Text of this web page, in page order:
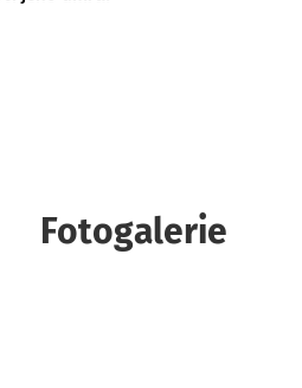
Fotogalerie